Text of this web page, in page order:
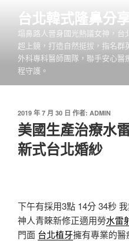
台北韓式隆鼻分
塌鼻路人晉身國光熱議女神，
超上鏡，打造自然挺拔，指名
外科專科醫師團隊，聯手安心
程守護。
發
佈
於
2019 年 7 月 30 日 作者: ADMIN
美國生產治療水
新式台北婚紗
下午有採用3點 14分 34秒
神人青睞新修正適用勞水雷
門面 台北植牙擁有專業的醫